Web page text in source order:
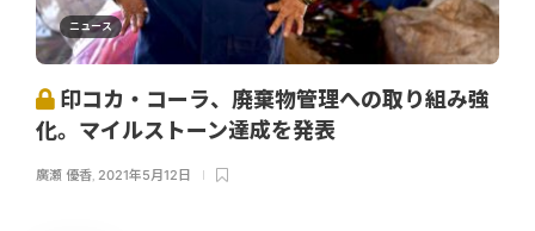
ニュース
印コカ・コーラ、廃棄物管理への取り組み強
化。マイルストーン達成を発表
廣瀬 優香 2021年5月12日